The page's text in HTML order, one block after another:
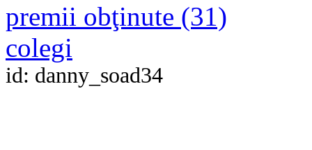
premii obţinute (31)
colegi
id: danny_soad34